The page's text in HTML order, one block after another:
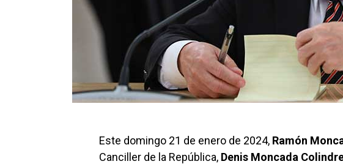
Este domingo 21 de enero de 2024, Ramón
Canciller de la República, Denis Moncada